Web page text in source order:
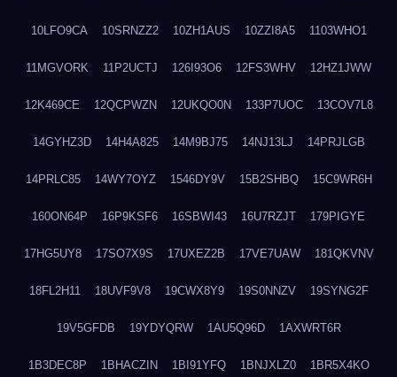
10LFO9CA 10SRNZZ2 10ZH1AUS 10ZZI8A5 1103WHO1
11MGVORK 11P2UCTJ 126I93O6 12FS3WHV 12HZ1JWW
12K469CE 12QCPWZN 12UKQO0N 133P7UOC 13COV7L8
14GYHZ3D 14H4A825 14M9BJ75 14NJ13LJ 14PRJLGB
14PRLC85 14WY7OYZ 1546DY9V 15B2SHBQ 15C9WR6H
160ON64P 16P9KSF6 16SBWI43 16U7RZJT 179PIGYE
17HG5UY8 17SO7X9S 17UXEZ2B 17VE7UAW 181QKVNV
18FL2H11 18UVF9V8 19CWX8Y9 19S0NNZV 19SYNG2F
19V5GFDB 19YDYQRW 1AU5Q96D 1AXWRT6R
1B3DEC8P 1BHACZIN 1BI91YFQ 1BNJXLZ0 1BR5X4KO